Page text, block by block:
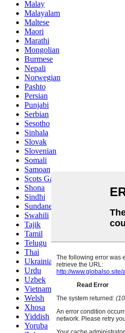
Malay
Malayalam
Maltese
Maori
Marathi
Mongolian
Burmese
Nepali
Norwegian
Pashto
Persian
Punjabi
Serbian
Sesotho
Sinhala
Slovak
Slovenian
Somali
Samoan
Scots Gaelic
Shona
Sindhi
Sundanese
Swahili
Tajik
Tamil
Telugu
Thai
Ukrainian
Urdu
Uzbek
Vietnamese
Welsh
Xhosa
Yiddish
Yoruba